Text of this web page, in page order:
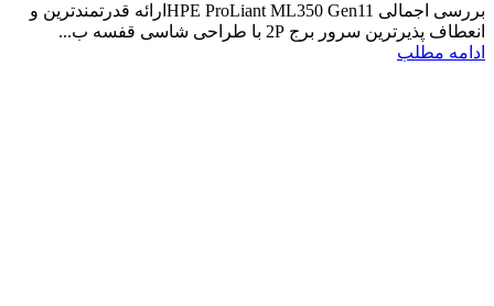
بررسی اجمالی HPE ProLiant ML350 Gen11ارائه قدرتمندترین و
انعطاف پذیرترین سرور برج 2P با طراحی شاسی قفسه ب...
ادامه مطلب